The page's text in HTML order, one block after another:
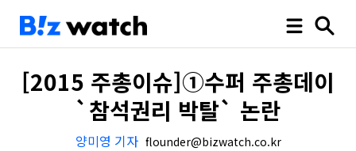
[2015 주총이슈]①수퍼 주총데이
`참석권리 박탈` 논란
양미영 기자 flounder@bizwatch.co.kr